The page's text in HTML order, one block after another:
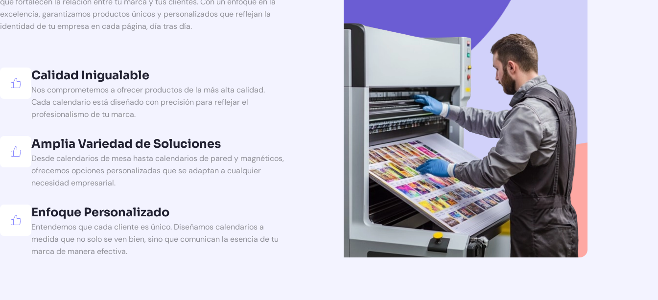
excelencia, garantizamos productos únicos y personalizados que reflejan la
identidad de tu empresa en cada página, día tras día.
Calidad Inigualable
Nos comprometemos a ofrecer productos de la más alta calidad.
Cada calendario está diseñado con precisión para reflejar el
profesionalismo de tu marca.
Amplia Variedad de Soluciones
Desde calendarios de mesa hasta calendarios de pared y magnéticos,
ofrecemos opciones personalizadas que se adaptan a cualquier
necesidad empresarial.
Enfoque Personalizado
Entendemos que cada cliente es único. Diseñamos calendarios a
medida que no solo se ven bien, sino que comunican la esencia de tu
marca de manera efectiva.